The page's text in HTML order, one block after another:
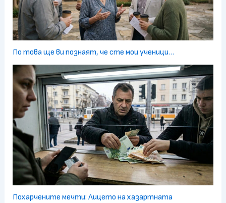
По това ще ви познаят, че сте мои ученици…
Похарчените мечти: Лицето на хазартната